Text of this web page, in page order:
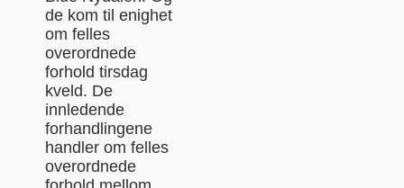
de kom til enighet
om felles
overordnede
forhold tirsdag
kveld. De
innledende
forhandlingene
handler om felles
overordnede